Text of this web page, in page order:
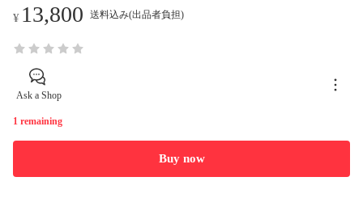
¥ 13,800 送料込み(出品者負担)
Ask a Shop
1 remaining
Buy now